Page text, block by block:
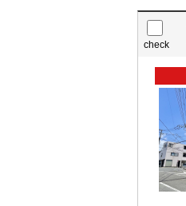
check